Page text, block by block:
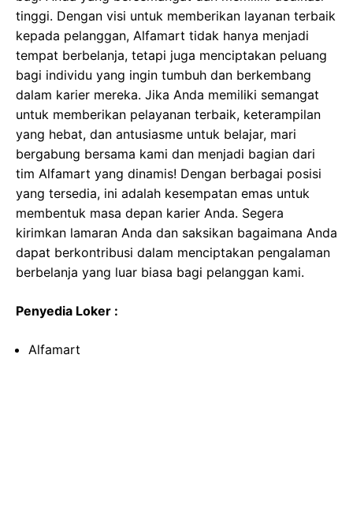
tinggi. Dengan visi untuk memberikan layanan terbaik
kepada pelanggan, Alfamart tidak hanya menjadi
tempat berbelanja, tetapi juga menciptakan peluang
bagi individu yang ingin tumbuh dan berkembang
dalam karier mereka. Jika Anda memiliki semangat
untuk memberikan pelayanan terbaik, keterampilan
yang hebat, dan antusiasme untuk belajar, mari
bergabung bersama kami dan menjadi bagian dari
tim Alfamart yang dinamis! Dengan berbagai posisi
yang tersedia, ini adalah kesempatan emas untuk
membentuk masa depan karier Anda. Segera
kirimkan lamaran Anda dan saksikan bagaimana Anda
dapat berkontribusi dalam menciptakan pengalaman
berbelanja yang luar biasa bagi pelanggan kami.
Penyedia Loker :
Alfamart